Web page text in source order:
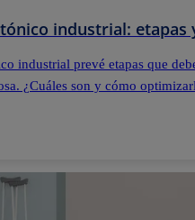
industrial:
industrial prevé etapas que
¿Cuáles son y cómo